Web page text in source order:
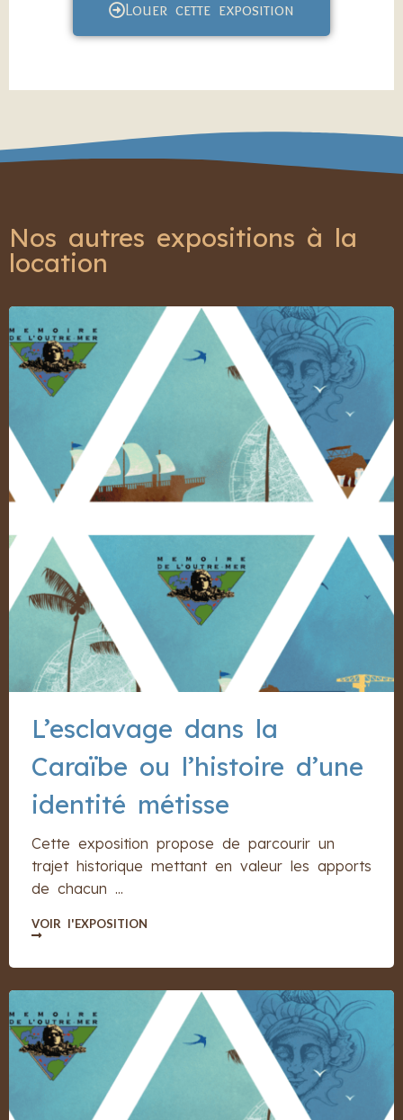
Louer cette exposition
Nos autres expositions à la
location
L’esclavage dans la
Caraïbe ou l’histoire d’une
identité métisse
Cette exposition propose de parcourir un
trajet historique mettant en valeur les apports
de chacun ...
VOIR l'EXPOSITION